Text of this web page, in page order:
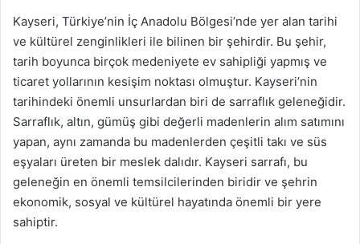
Kayseri, Türkiye’nin İç Anadolu Bölgesi’nde yer alan tarihi
ve kültürel zenginlikleri ile bilinen bir şehirdir. Bu şehir,
tarih boyunca birçok medeniyete ev sahipliği yapmış ve
ticaret yollarının kesişim noktası olmuştur. Kayseri’nin
tarihindeki önemli unsurlardan biri de sarraflık geleneğidir.
Sarraflık, altın, gümüş gibi değerli madenlerin alım satımını
yapan, aynı zamanda bu madenlerden çeşitli takı ve süs
eşyaları üreten bir meslek dalıdır. Kayseri sarrafı, bu
geleneğin en önemli temsilcilerinden biridir ve şehrin
ekonomik, sosyal ve kültürel hayatında önemli bir yere
sahiptir.